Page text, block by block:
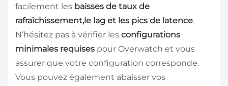
facilement les baisses de taux de
rafraîchissement,le lag et les pics de latence.
N’hésitez pas à vérifier les configurations
minimales requises pour Overwatch et vous
assurer que votre configuration corresponde.
Vous pouvez également abaisser vos